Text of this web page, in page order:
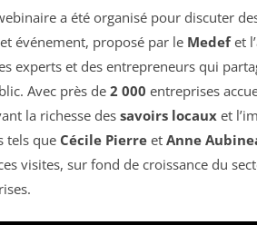
a été organisé pour discuter
événement, proposé par le Medefet
experts et des entrepreneurs qui
Avec près de 2 000 entreprises
la richesse des savoirs locaux et
tels que Cécile Pierre et Anne
visites, sur fond de croissance du